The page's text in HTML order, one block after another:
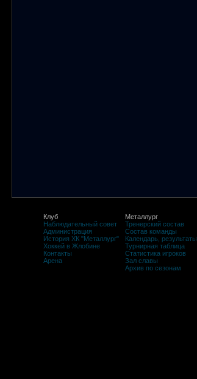
Клуб
Наблюдательный совет
Администрация
История ХК "Металлург"
Хоккей в Жлобине
Контакты
Арена
Металлург
Тренерский состав
Состав команды
Календарь, результаты
Турнирная таблица
Статистика игроков
Зал славы
Архив по сезонам